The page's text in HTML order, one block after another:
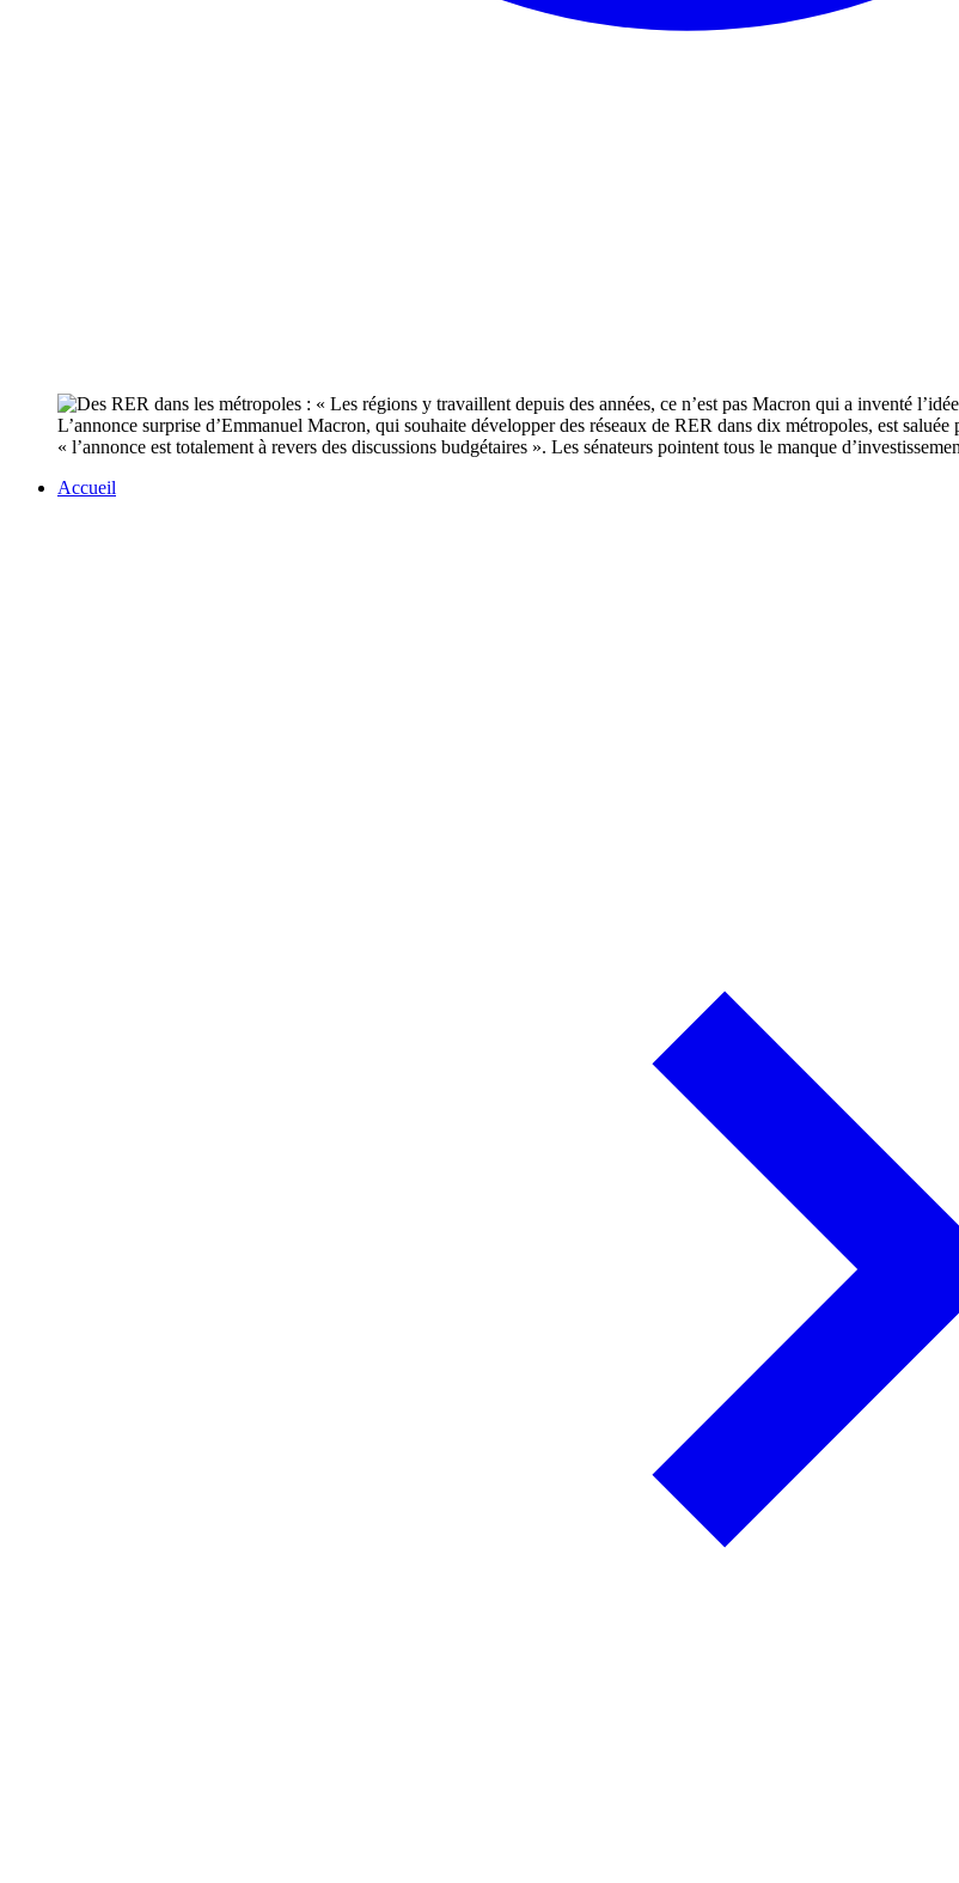
L’annonce surprise d’Emmanuel Macron, qui souhaite développer des réseaux de RER dans dix métropoles, est
« l’annonce est totalement à revers des discussions budgétaires ». Les sénateurs pointent tous le manque
Accueil